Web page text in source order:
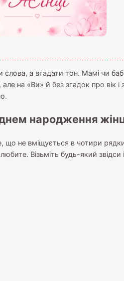
а вгадати тон. Мамі чи
але на «Ви» й без згадок про
народження
що не вміщується в чотири
Візьміть будь-який звідси